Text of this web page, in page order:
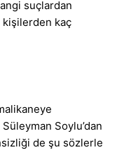
suçlardan
kişilerden kaç
Soylu’dan
de şu sözlerle